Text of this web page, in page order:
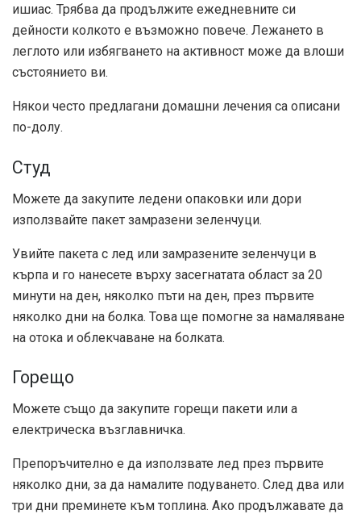
ишиас. Трябва да продължите ежедневните си
дейности колкото е възможно повече. Лежането в
леглото или избягването на активност може да влоши
състоянието ви.
Някои често предлагани домашни лечения са описани
по-долу.
Студ
Можете да закупите ледени опаковки или дори
използвайте пакет замразени зеленчуци.
Увийте пакета с лед или замразените зеленчуци в
кърпа и го нанесете върху засегнатата област за 20
минути на ден, няколко пъти на ден, през първите
няколко дни на болка. Това ще помогне за намаляване
на отока и облекчаване на болката.
Горещо
Можете също да закупите горещи пакети или а
електрическа възглавничка.
Препоръчително е да използвате лед през първите
няколко дни, за да намалите подуването. След два или
три дни преминете към топлина. Ако продължавате да